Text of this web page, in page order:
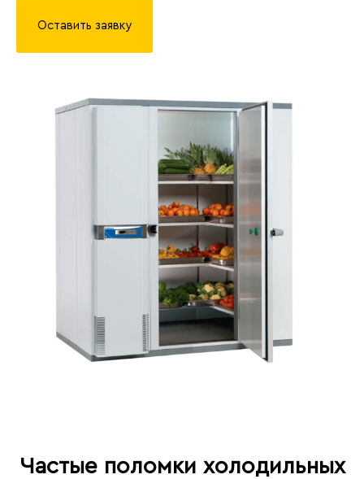
Оставить заявку
Частые поломки холодильных